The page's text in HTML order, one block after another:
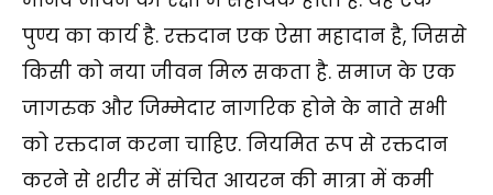
पुण्य का कार्य है. रक्तदान एक ऐसा महादान है, जिससे
किसी को नया जीवन मिल सकता है. समाज के एक
जागरुक और जिम्मेदार नागरिक होने के नाते सभी
को रक्तदान करना चाहिए. नियमित रूप से रक्तदान
करने से शरीर में संचित आयरन की मात्रा में कमी